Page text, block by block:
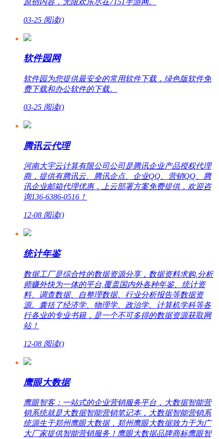
03-25 阅读()
软件园网
软件园为您提供最安全的常用软件下载，绿色版软件免
费下载和办公软件的下载。
03-25 阅读()
腾讯云代理
河南大宇云计算有限公司公司是腾讯企业产品授权代理
商，提供有腾讯云、腾讯企点、企业QQ、营销QQ、腾
讯企业邮箱代理优惠，上云部署方案免费提供，欢迎咨
询136-6386-0516！
12-08 阅读()
统计年鉴
数据工厂是综合性的数据资源分享，数据资料求购,分析
师赚外快为一体的平台,覆盖国内外各种年鉴、统计资
料、调查数据、自整理数据、行业分析报告等数据资
源。囊括了经济学、物理学、政治学、计算机学科等各
行各业的专业书籍，是一个不可多得的数据资源获取网
站！
12-08 阅读()
鹰眼大数据
鹰眼智客：一站式的企业营销服务平台，大数据智能营
销系统就是大数据智能营销笔记本，大数据智能营销系
统源生于郑州鹰眼大数据，郑州鹰眼大数据致力于为广
大厂家提供智能营销服务！鹰眼大数据品牌商标鹰眼智